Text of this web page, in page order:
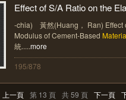
Effect of S/A Ratio on the
-chia) 黃然(Huang， Ran) Effect
Modulus of Cement-Based
統.....more
195/878
上一頁 第 13 頁 共 59 頁 下一頁